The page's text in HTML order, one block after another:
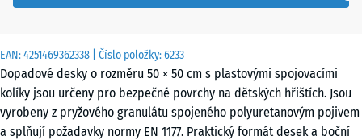
EAN:4251469362338 | Číslo položky:6233
Dopadové desky o rozměru 50 × 50 cm s plastovými spojovacími
kolíky jsou určeny pro bezpečné povrchy na dětských hřištích. Jsou
vyrobeny z pryžového granulátu spojeného polyuretanovým pojivem
a splňují požadavky normy EN 1177. Praktický formát desek a boční
béžová
Travní
zelená
- 55,00 Kč
50
x
50
x 8